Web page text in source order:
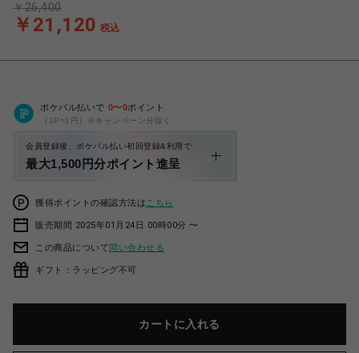
￥21,120 税込
￥26,400
ポケパル払いで 0〜0ポイント
（1P=1円）※キャンペーン分除く
会員登録後、ポケパル払い初回登録&利用で
最大1,500円分ポイント進呈
獲得ポイントの確認方法は こちら
販売期間 2025年01月24日 00時00分 〜
この商品について問い合わせる
ギフト：ラッピング不可
カートに入れる